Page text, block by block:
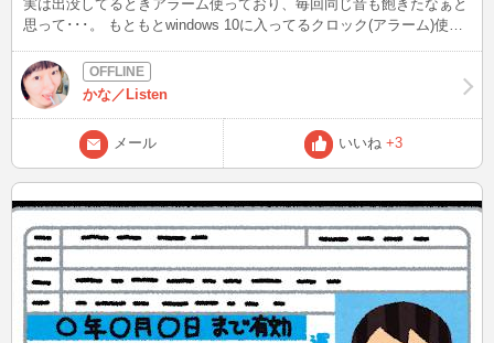
実は出没してるときアラーム使っており、毎回同じ音も飽きたなぁと
思って･･･。 もともとwindows 10に入ってるクロック(アラーム)使っ
たら違うらしい。 もともと入ってる音しか使えないようだ。 これは
スマホもしくはタブレット使って…しかないのか？？ 皆さんは、普
段アラーム使います？？ 次は10/8(日)23:00～です！ 秋の美味しいも
の食べて、元気に過ごしましょう♪
かな／Listen
メール いいね +3